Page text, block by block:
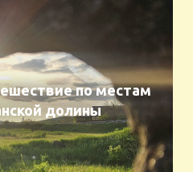
по местам
долины